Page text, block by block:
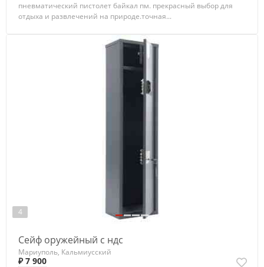
пневматический пистолет байкал пм. прекрасный выбор для
отдыха и развлечений на природе.точная...
4
Сейф оружейный с ндс
Мариуполь, Кальмиусский
₽ 7 900